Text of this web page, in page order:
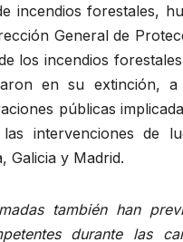
incendios forestales,
General de
los incendios
en su extinción,
públicas
las intervenciones de
Galicia y Madrid.
también han
durante las